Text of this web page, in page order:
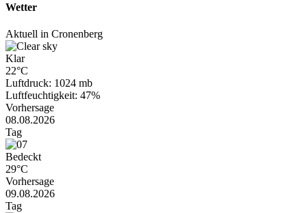
Wetter
Aktuell in Cronenberg
Klar
22°C
Luftdruck: 1024 mb
Luftfeuchtigkeit: 47%
Vorhersage
08.08.2026
Tag
Bedeckt
29°C
Vorhersage
09.08.2026
Tag